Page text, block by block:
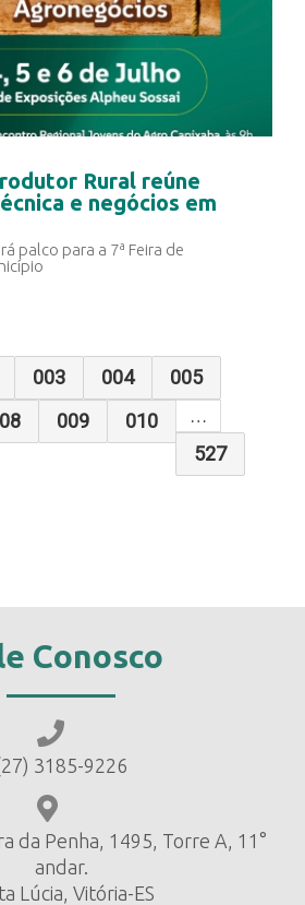
Rural reúne
e negócios em
palco para a 7ª Feira de
003 004
005
009 010
527
Conosco
3185-9226
da Penha, 1495, Torre A, 11°
andar.
Lúcia, Vitória-ES